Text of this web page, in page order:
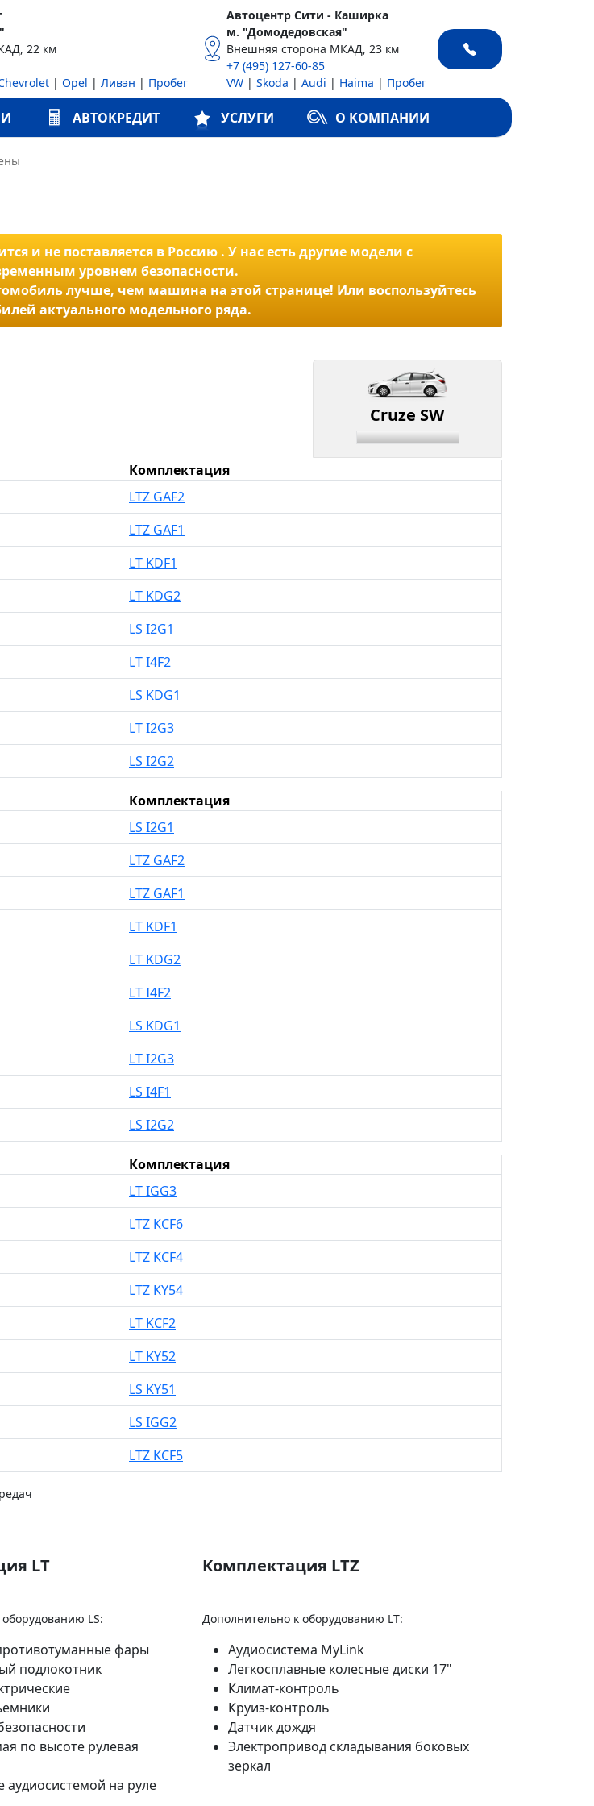
22 км
| Opel | Ливэн | Пробег
Автоцентр Сити - Каширка
м. "Домодедовская"
Внешняя сторона МКАД, 23 км
+7 (495) 127-60-85
VW |Skoda |Audi | Haima | Пробег
АВТОКРЕДИТ УСЛУГИ О КОМПАНИИ
и не поставляется в Россию . У нас есть другие модели с
уровнем безопасности.
лучше, чем машина на этой странице! Или воспользуйтесь
актуального модельного ряда.
Cruze SW
Комплектация
LTZ GAF2
LTZ GAF1
LT KDF1
LT KDG2
LS I2G1
LT I4F2
LS KDG1
LT I2G3
LS I2G2
Комплектация
LS I2G1
LTZ GAF2
LTZ GAF1
LT KDF1
LT KDG2
LT I4F2
LS KDG1
LT I2G3
LS I4F1
LS I2G2
Комплектация
LT IGG3
LTZ KCF6
LTZ KCF4
LTZ KY54
LT KCF2
LT KY52
LS KY51
LS IGG2
LTZ KCF5
LT
LS:
фары
подлокотник
по высоте рулевая
аудиосистемой на руле
Комплектация LTZ
Дополнительно к оборудованию LT:
Аудиосистема MyLink
Легкосплавные колесные диски 17"
Климат-контроль
Круиз-контроль
Датчик дождя
Электропривод складывания боковых
зеркал